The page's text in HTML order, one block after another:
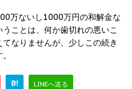
万ないし1000万円の和解金な
ことは、何か歯切れの悪いこ
なりませんが、少しこの続き
B! LINEへ送る